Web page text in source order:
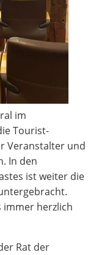
im
Tourist-
Veranstalter und
In den
ist weiter die
immer herzlich
Rat der